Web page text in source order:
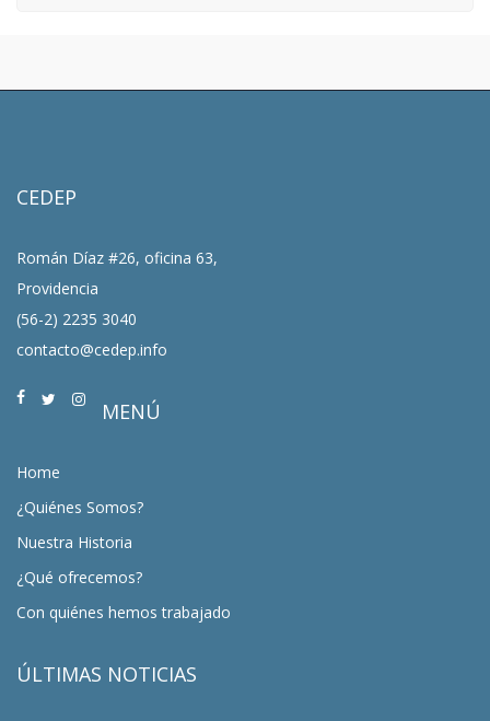
CEDEP
Román Díaz #26, oficina 63,
Providencia
(56-2) 2235 3040
contacto@cedep.info
MENÚ
Home
¿Quiénes Somos?
Nuestra Historia
¿Qué ofrecemos?
Con quiénes hemos trabajado
ÚLTIMAS NOTICIAS